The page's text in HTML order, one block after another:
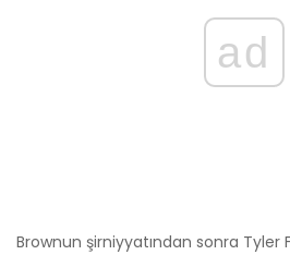
ad
Brownun şirniyyatından sonra